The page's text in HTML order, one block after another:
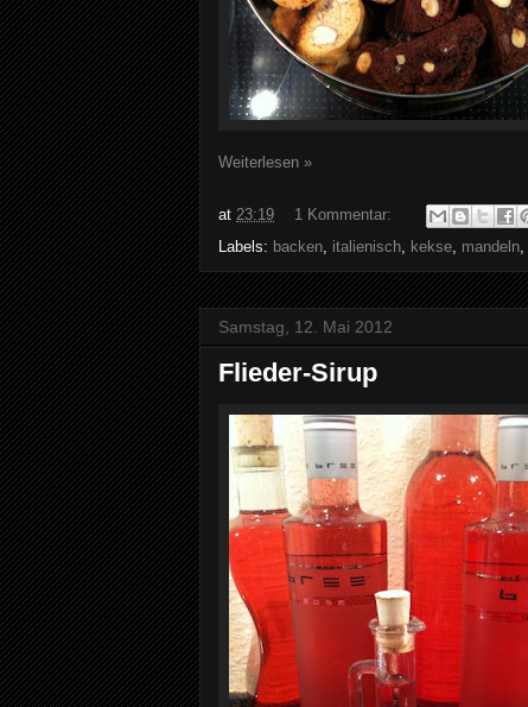
Weiterlesen »
at 23:19
1 Kommentar:
Labels: backen, italienisch, kekse, mandeln,
Samstag, 12. Mai 2012
Flieder-Sirup